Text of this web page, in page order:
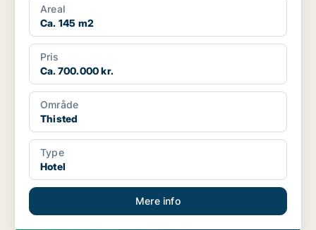
Areal
Ca. 145 m2
Pris
Ca. 700.000 kr.
Område
Thisted
Type
Hotel
Mere info